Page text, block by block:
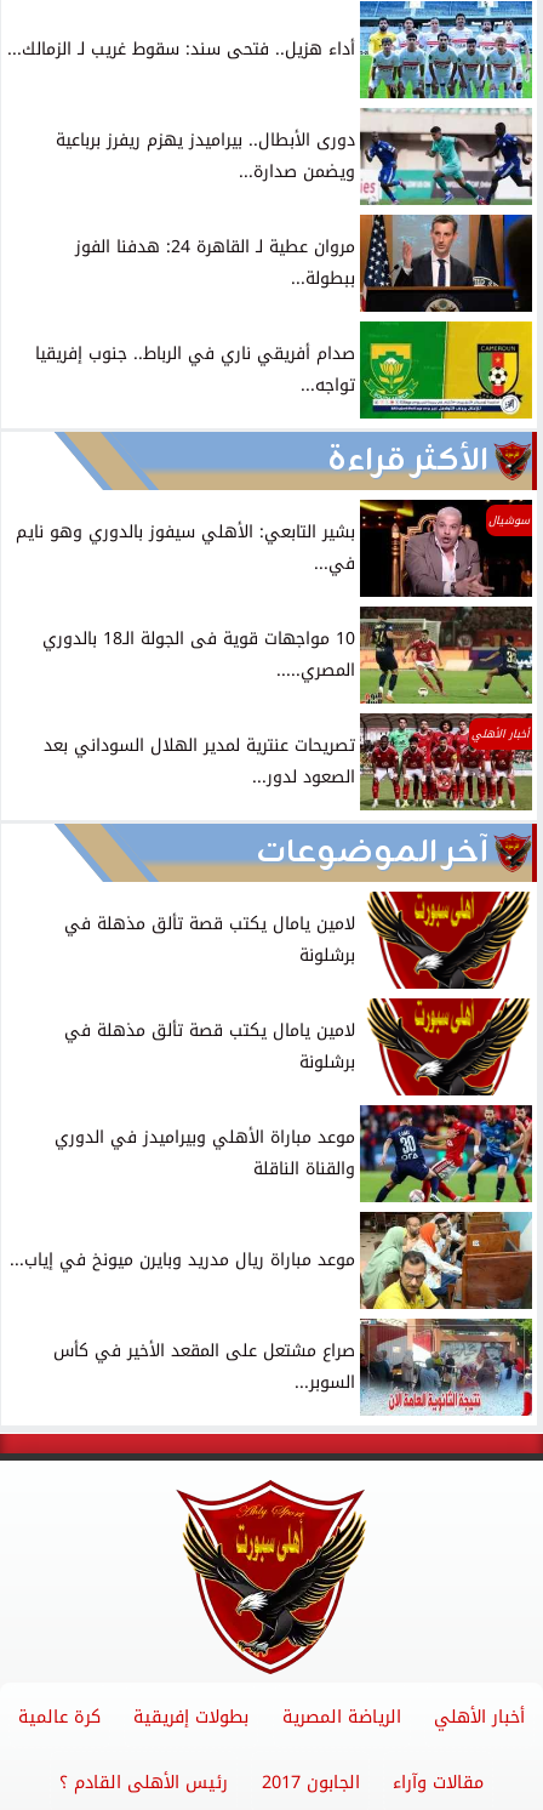
أداء هزيل.. فتحى سند: سقوط غريب لـ الزمالك...
دورى الأبطال.. بيراميدز يهزم ريفرز برباعية
ويضمن صدارة...
مروان عطية لـ القاهرة 24: هدفنا الفوز
ببطولة...
صدام أفريقي ناري في الرباط.. جنوب إفريقيا
تواجه...
الأكثر قراءة
سوشيال
بشير التابعي: الأهلي سيفوز بالدوري وهو نايم
في...
10 مواجهات قوية فى الجولة الـ18 بالدوري
المصري.....
أخبار الأهلي
تصريحات عنترية لمدير الهلال السوداني بعد
الصعود لدور...
آخر الموضوعات
لامين يامال يكتب قصة تألق مذهلة في
برشلونة
لامين يامال يكتب قصة تألق مذهلة في
برشلونة
موعد مباراة الأهلي وبيراميدز في الدوري
والقناة الناقلة
موعد مباراة ريال مدريد وبايرن ميونخ في إياب...
صراع مشتعل على المقعد الأخير في كأس
السوبر...
أخبار الأهلي الرياضة المصرية بطولات إفريقية كرة عالمية
مقالات وآراء الجابون 2017 رئيس الأهلى القادم ؟